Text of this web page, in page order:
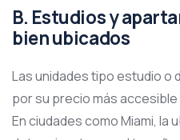
B. Estudios y
bien ubicados
Las unidades tipo estudio o
por su precio más accesible
En ciudades como Miami, la